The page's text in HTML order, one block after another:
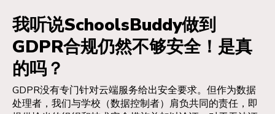
我听说SchoolsBuddy做到
GDPR合规仍然不够安全！是真
的吗？
GDPR没有专门针对云端服务给出安全要求。但作为数据
处理者，我们与学校（数据控制者）肩负共同的责任，即